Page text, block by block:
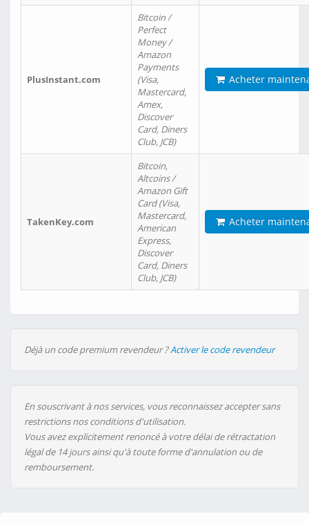
PlusInstant.com
Bitcoin /
Perfect
Money /
Amazon
Payments
(Visa,
Mastercard,
Amex,
Discover
Card, Diners
Club, JCB)
Acheter
TakenKey.com
Bitcoin,
Altcoins /
Amazon Gift
Card (Visa,
Mastercard,
American
Express,
Discover
Card, Diners
Club, JCB)
Acheter
Déjà un code premium revendeur ?Activer le code revendeur
En souscrivant à nos services, vous reconnaissez accepter sans
restrictions nos conditions d'utilisation.
Vous avez explicitement renoncé à votre délai de rétractation
légal de 14 jours ainsi qu'à toute forme d'annulation ou de
remboursement.